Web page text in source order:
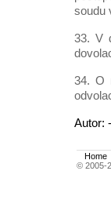
soudu
33. V
34. O
Autor:
Home
© 2005-